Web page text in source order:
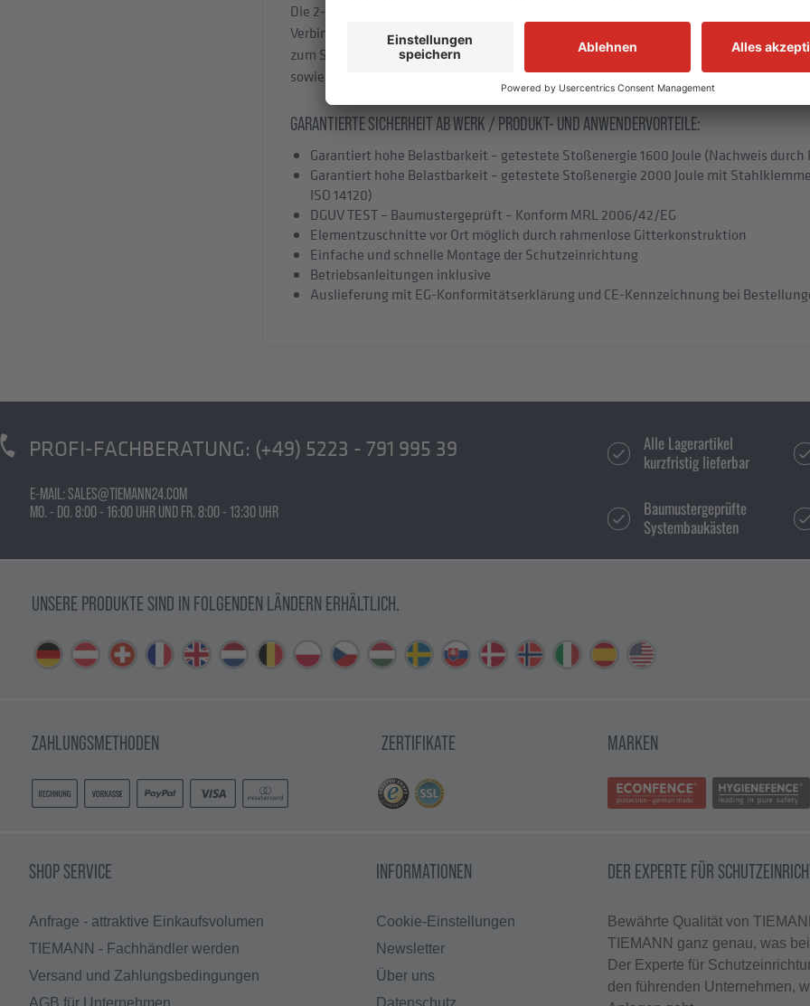
Die 2-flg. Drehtür für Maschinenschutzgitter in der Türvariante BT01 ist als Bestandteil
Verbindung mit einer geeigneten Verriegelungseinrichtung (i.S.v. DIN EN ISO 14119)
zum Schutz von Personen gegen das Erreichen von Gefahrstellen an Maschinen und
sowie deren Befestigungszubehör sind nicht Bestandteil des Produkts und des
GARANTIERTE SICHERHEIT AB WERK / PRODUKT- UND ANWENDERVORTEILE:
Garantiert hohe Belastbarkeit – getestete Stoßenergie 1600 Joule (Nachweis durch
Garantiert hohe Belastbarkeit – getestete Stoßenergie 2000 Joule mit
ISO 14120)
DGUV TEST – Baumustergeprüft – Konform MRL 2006/42/EG
Elementzuschnitte vor Ort möglich durch rahmenlose Gitterkonstruktion
Einfache und schnelle Montage der Schutzeinrichtung
Betriebsanleitungen inklusive
Auslieferung mit EG-Konformitätserklärung und CE-Kennzeichnung bei
PROFI-FACHBERATUNG: (+49) 5223 - 791 995 39
E-MAIL: SALES@TIEMANN24.COM
MO. - DO. 8:00 - 16:00 UHR UND FR. 8:00 - 13:30 UHR
Alle Lagerartikel
kurzfristig lieferbar
Baumustergeprüfte
Systembaukästen
UNSERE PRODUKTE SIND IN FOLGENDEN LÄNDERN ERHÄLTLICH.
ZAHLUNGSMETHODEN ZERTIFIKATE MARKEN
SHOP SERVICE
Anfrage - attraktive Einkaufsvolumen
TIEMANN - Fachhändler werden
Versand und Zahlungsbedingungen
INFORMATIONEN
Cookie-Einstellungen
Newsletter
Über uns
DER EXPERTE FÜR
Bewährte Qualität von
TIEMANN ganz genau, was
Der Experte für
den führenden Unternehmen,